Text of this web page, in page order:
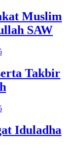
Muslim
SAW
Takbir
Iduladha